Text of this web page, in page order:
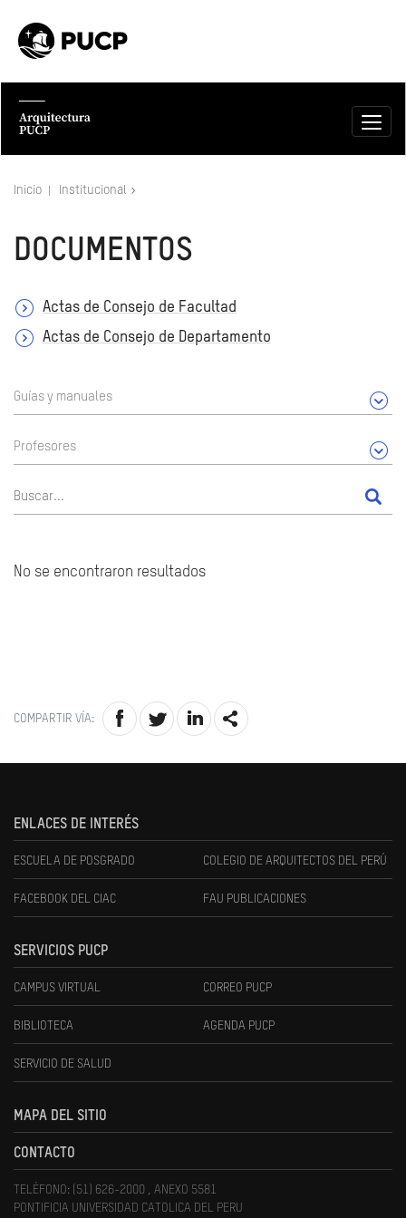
Inicio Institucional
DOCUMENTOS
Actas de Consejo de Facultad
Actas de Consejo de Departamento
Guías y manuales
Profesores
No se encontraron resultados
COMPARTIR VÍA:
ENLACES DE INTERÉS
ESCUELA DE POSGRADO COLEGIO DE ARQUITECTOS DEL PERÚ
FACEBOOK DEL CIAC FAU PUBLICACIONES
SERVICIOS PUCP
CAMPUS VIRTUAL CORREO PUCP
BIBLIOTECA AGENDA PUCP
SERVICIO DE SALUD
MAPA DEL SITIO
CONTACTO
TELÉFONO: (51) 626-2000 , ANEXO 5581
PONTIFICIA UNIVERSIDAD CATOLICA DEL PERU